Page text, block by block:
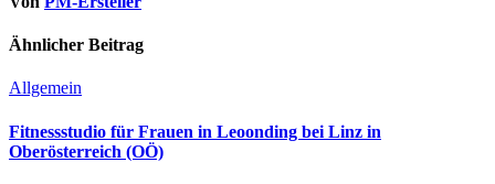
Ähnlicher Beitrag
Allgemein
Fitnessstudio für Frauen in Leoonding bei Linz in
Oberösterreich (OÖ)